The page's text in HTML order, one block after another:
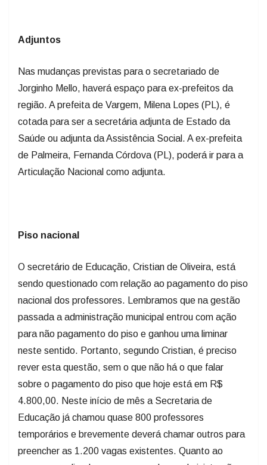
Adjuntos
Nas mudanças previstas para o secretariado de
Jorginho Mello, haverá espaço para ex-prefeitos da
região. A prefeita de Vargem, Milena Lopes (PL), é
cotada para ser a secretária adjunta de Estado da
Saúde ou adjunta da Assistência Social. A ex-prefeita
de Palmeira, Fernanda Córdova (PL), poderá ir para a
Articulação Nacional como adjunta.
Piso nacional
O secretário de Educação, Cristian de Oliveira, está
sendo questionado com relação ao pagamento do piso
nacional dos professores. Lembramos que na gestão
passada a administração municipal entrou com ação
para não pagamento do piso e ganhou uma liminar
neste sentido. Portanto, segundo Cristian, é preciso
rever esta questão, sem o que não há o que falar
sobre o pagamento do piso que hoje está em R$
4.800,00. Neste início de mês a Secretaria de
Educação já chamou quase 800 professores
temporários e brevemente deverá chamar outros para
preencher as 1.200 vagas existentes. Quanto ao